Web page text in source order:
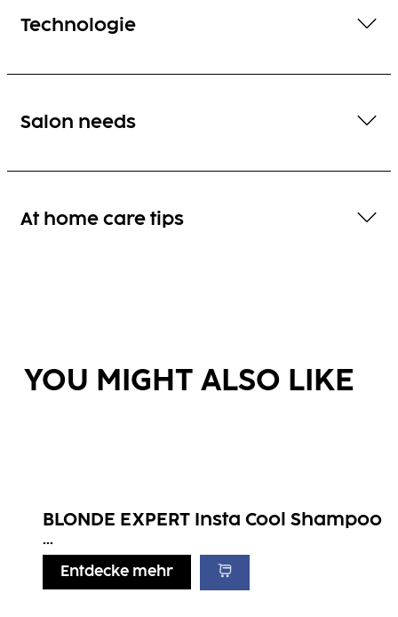
Technologie
Salon needs
At home care tips
YOU MIGHT ALSO LIKE
BLONDE EXPERT Insta Cool Shampoo
...
Entdecke mehr